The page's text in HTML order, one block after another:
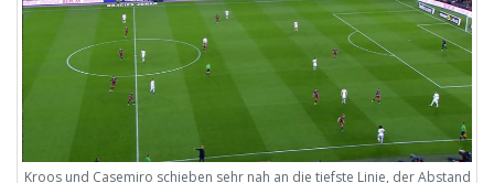
Kroos und Casemiro schieben sehr nah an die tiefste Linie, der Abstand